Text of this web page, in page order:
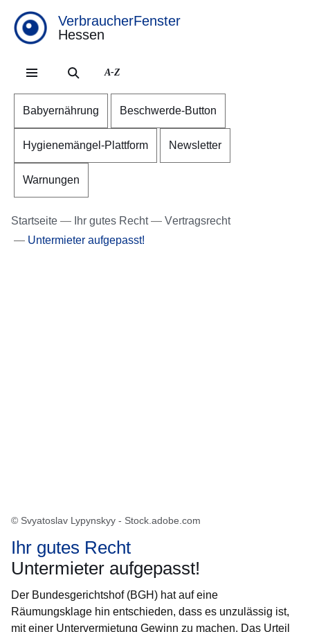
VerbraucherFenster
Hessen
A-Z
Babyernährung Beschwerde-Button
Hygienemängel-Plattform Newsletter
Warnungen
Startseite Ihr gutes Recht
Vertragsrecht
Untermieter aufgepasst!
© Svyatoslav Lypynskyy - Stock.adobe.com
Ihr gutes Recht
Untermieter aufgepasst!
Der Bundesgerichtshof (BGH) hat auf eine
Räumungsklage hin entschieden, dass es unzulässig ist,
mit einer Untervermietung Gewinn zu machen. Das Urteil